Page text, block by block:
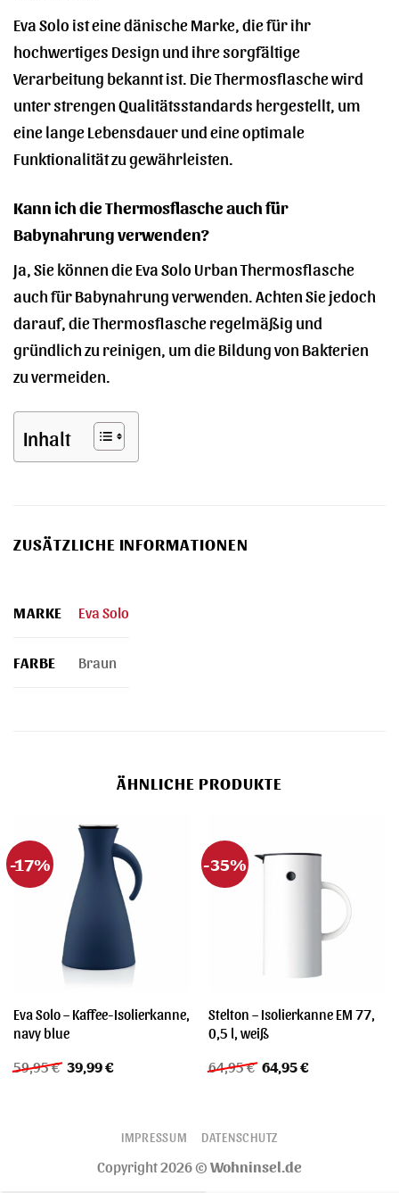
Eva Solo ist eine dänische Marke, die für ihr
hochwertiges Design und ihre sorgfältige
Verarbeitung bekannt ist. Die Thermosflasche wird
unter strengen Qualitätsstandards hergestellt, um
eine lange Lebensdauer und eine optimale
Funktionalität zu gewährleisten.
Kann ich die Thermosflasche auch für
Babynahrung verwenden?
Ja, Sie können die Eva Solo Urban Thermosflasche
auch für Babynahrung verwenden. Achten Sie jedoch
darauf, die Thermosflasche regelmäßig und
gründlich zu reinigen, um die Bildung von Bakterien
zu vermeiden.
Inhalt
ZUSÄTZLICHE INFORMATIONEN
MARKE Eva Solo
FARBE Braun
ÄHNLICHE PRODUKTE
-17%
Eva Solo – Kaffee-Isolierkanne,
navy blue
59,95€ Ursprünglicher
Preis
39,99€Aktueller
-35%
Stelton – Isolierkanne EM 77,
0,5 l, weiß
64,95€ Ursprünglicher
Preis
64,95€Aktueller
IMPRESSUM DATENSCHUTZ
Copyright 2026 ©Wohninsel.de